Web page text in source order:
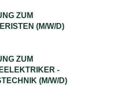
ZUM
(M/W/D)
ZUM
-
(M/W/D)